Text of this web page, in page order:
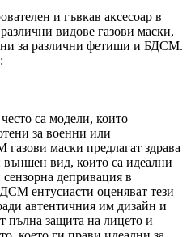
и гъвкав аксесоар в
видове газови маски,
за различни фетиши и БДСМ.
са модели, които
за военни или
маски предлагат здрава
външен вид, които са идеални
депривация в
ентусиасти оценяват тези
автентичния им дизайн и
пълна защита на лицето и